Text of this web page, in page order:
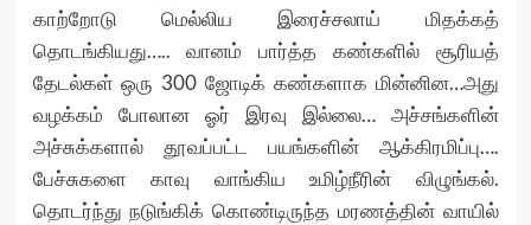
காற்றோடு மெல்லிய இரைச்சலாய் மிதக்கத்
தொடங்கியது….. வானம் பார்த்த கண்களில் சூரியத்
தேடல்கள் ஒரு 300 ஜோடிக் கண்களாக மின்னின…அது
வழக்கம் போலான ஓர் இரவு இல்லை… அச்சங்களின்
அச்சுக்களால் தூவப்பட்ட பயங்களின் ஆக்கிரமிப்பு….
பேச்சுகளை காவு வாங்கிய உமிழ்நீரின் விழுங்கல்.
தொடர்ந்து நடுங்கிக் கொண்டிருந்த மரணத்தின் வாயில்